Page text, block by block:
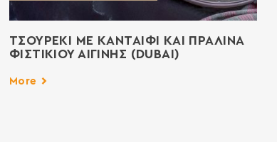
ΤΣΟΥΡΕΚΙ ΜΕ ΚΑΝΤΑΙΦΙ ΚΑΙ ΠΡΑΛΙΝΑ
ΦΙΣΤΙΚΙΟΥ ΑΙΓΙΝΗΣ (DUBAI)
More